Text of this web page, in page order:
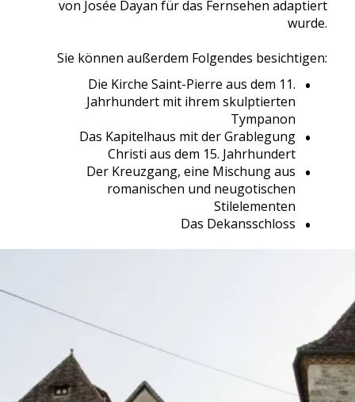
von Josée Dayan für das Fernsehen adaptiert
wurde.
Sie können außerdem Folgendes besichtigen:
Die Kirche Saint-Pierre aus dem 11.
Jahrhundert mit ihrem skulptierten
Tympanon
Das Kapitelhaus mit der Grablegung
Christi aus dem 15. Jahrhundert
Der Kreuzgang, eine Mischung aus
romanischen und neugotischen
Stilelementen
Das Dekansschloss